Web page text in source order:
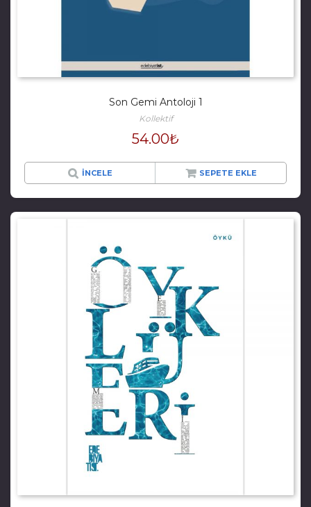
Son Gemi Antoloji 1
Kollektif
54.00₺
İNCELE SEPETE EKLE